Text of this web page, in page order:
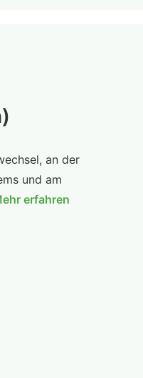
an der
und am
erfahren